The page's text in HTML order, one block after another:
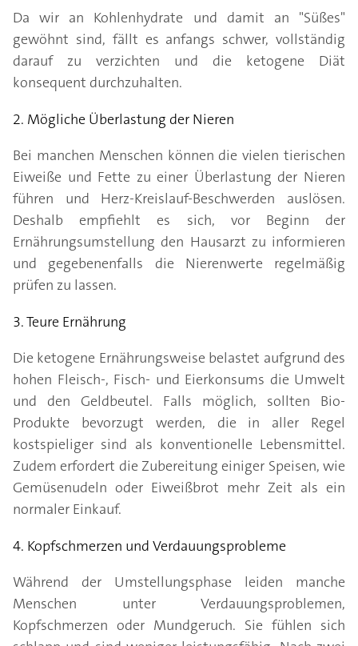
Da wir an Kohlenhydrate und damit an "Süßes"
gewöhnt sind, fällt es anfangs schwer, vollständig
darauf zu verzichten und die ketogene Diät
konsequent durchzuhalten.
2. Mögliche Überlastung der Nieren
Bei manchen Menschen können die vielen tierischen
Eiweiße und Fette zu einer Überlastung der Nieren
führen und Herz-Kreislauf-Beschwerden auslösen.
Deshalb empfiehlt es sich, vor Beginn der
Ernährungsumstellung den Hausarzt zu informieren
und gegebenenfalls die Nierenwerte regelmäßig
prüfen zu lassen.
3. Teure Ernährung
Die ketogene Ernährungsweise belastet aufgrund des
hohen Fleisch-, Fisch- und Eierkonsums die Umwelt
und den Geldbeutel. Falls möglich, sollten Bio-
Produkte bevorzugt werden, die in aller Regel
kostspieliger sind als konventionelle Lebensmittel.
Zudem erfordert die Zubereitung einiger Speisen, wie
Gemüsenudeln oder Eiweißbrot mehr Zeit als ein
normaler Einkauf.
4. Kopfschmerzen und Verdauungsprobleme
Während der Umstellungsphase leiden manche
Menschen unter Verdauungsproblemen,
Kopfschmerzen oder Mundgeruch. Sie fühlen sich